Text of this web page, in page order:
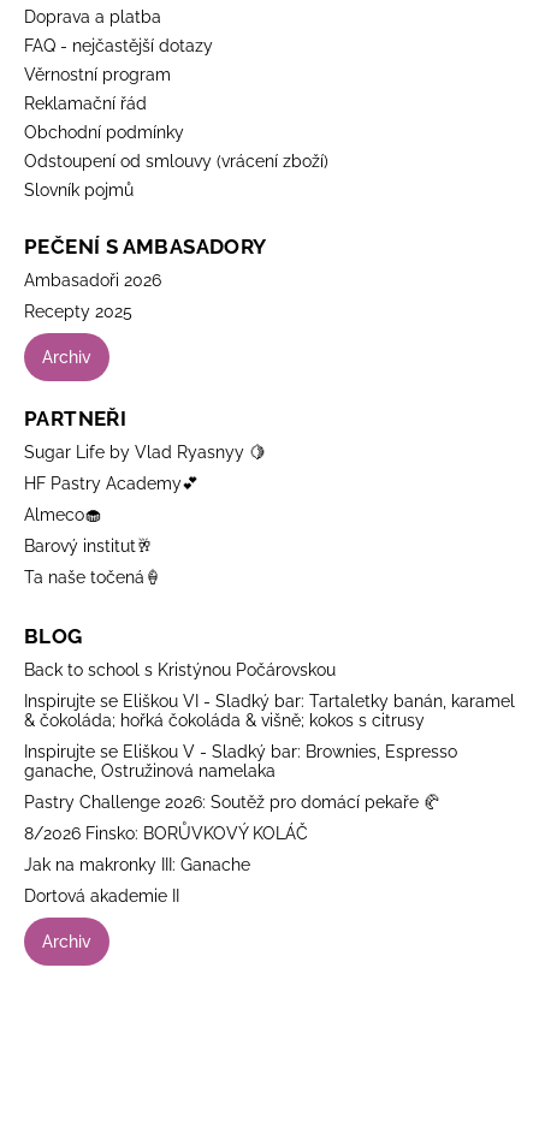
Doprava a platba
FAQ - nejčastější dotazy
Věrnostní program
Reklamační řád
Obchodní podmínky
Odstoupení od smlouvy (vrácení zboží)
Slovník pojmů
PEČENÍ S AMBASADORY
Ambasadoři 2026
Recepty 2025
Archiv
PARTNEŘI
Sugar Life by Vlad Ryasnyy 🍋
HF Pastry Academy💕
Almeco🧁
Barový institut🥂
Ta naše točená🍦
BLOG
Back to school s Kristýnou Počárovskou
Inspirujte se Eliškou VI - Sladký bar: Tartaletky banán, karamel
& čokoláda; hořká čokoláda & višně; kokos s citrusy
Inspirujte se Eliškou V - Sladký bar: Brownies, Espresso
ganache, Ostružinová namelaka
Pastry Challenge 2026: Soutěž pro domácí pekaře 🥐
8/2026 Finsko: BORŮVKOVÝ KOLÁČ
Jak na makronky III: Ganache
Dortová akademie II
Archiv